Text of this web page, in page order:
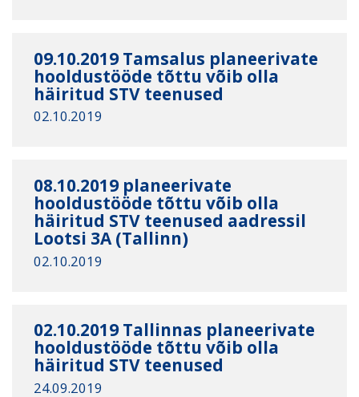
09.10.2019 Tamsalus planeerivate
hooldustööde tõttu võib olla
häiritud STV teenused
02.10.2019
08.10.2019 planeerivate
hooldustööde tõttu võib olla
häiritud STV teenused aadressil
Lootsi 3A (Tallinn)
02.10.2019
02.10.2019 Tallinnas planeerivate
hooldustööde tõttu võib olla
häiritud STV teenused
24.09.2019